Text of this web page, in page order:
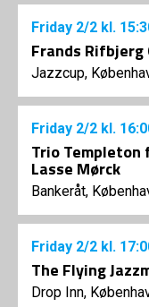
Friday 2/2 kl.
Frands
Jazzcup,
Friday 2/2 kl.
Trio
Lasse Mørck
Bankeråt,
Friday 2/2 kl.
The Flying
Drop Inn,